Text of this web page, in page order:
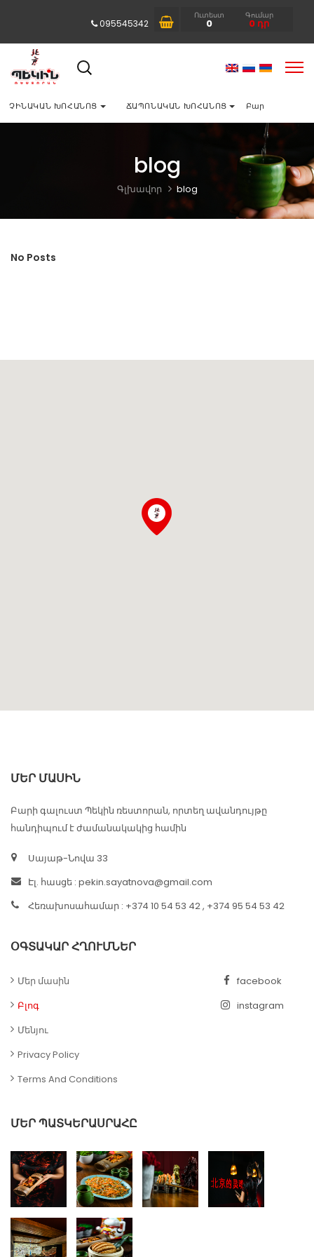
095545342
Ուտեստ
0
Գումար
0 դր
ՉԻՆԱԿԱՆ ԽՈՀԱՆՈՑ ՃԱՊՈՆԱԿԱՆ ԽՈՀԱՆՈՑ Բար
blog
Գլխավոր blog
No Posts
ՄԵՐ ՄԱՍԻՆ
Բարի գալուստ Պեկին ռեստորան, որտեղ ավանդույթը
հանդիպում է ժամանակակից համին
Սայաթ-Նովա 33
Էլ. հասցե : pekin.sayatnova@gmail.com
Հեռախոսահամար : +374 10 54 53 42 , +374 95 54 53 42
ՕԳՏԱԿԱՐ ՀՂՈՒՄՆԵՐ
Մեր մասին
Բլոգ
Մենյու
Privacy Policy
Terms And Conditions
facebook
instagram
ՄԵՐ ՊԱՏԿԵՐԱՍՐԱՀԸ